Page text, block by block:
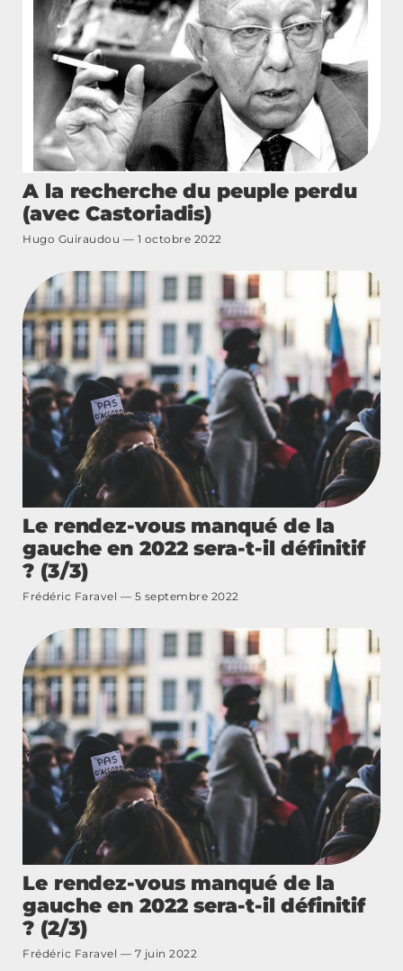
A la recherche du peuple perdu
(avec Castoriadis)
Hugo Guiraudou 1 octobre 2022
Le rendez-vous manqué de la
gauche en 2022 sera-t-il définitif
? (3/3)
Frédéric Faravel 5 septembre 2022
Le rendez-vous manqué de la
gauche en 2022 sera-t-il définitif
? (2/3)
Frédéric Faravel 7 juin 2022